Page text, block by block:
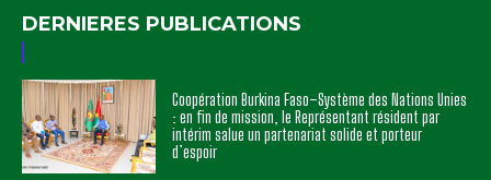
DERNIERES PUBLICATIONS
Coopération Burkina Faso–Système des Nations Unies
: en fin de mission, le Représentant résident par
intérim salue un partenariat solide et porteur
d’espoir